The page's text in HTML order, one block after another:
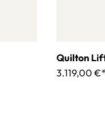
Quilton
3.119,00 €*